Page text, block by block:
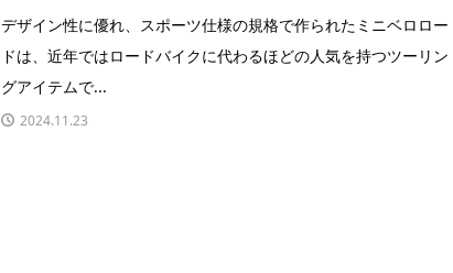
デザイン性に優れ、スポーツ仕様の規格で作られたミニベロロー
ドは、近年ではロードバイクに代わるほどの人気を持つツーリン
グアイテムで...
2024.11.23